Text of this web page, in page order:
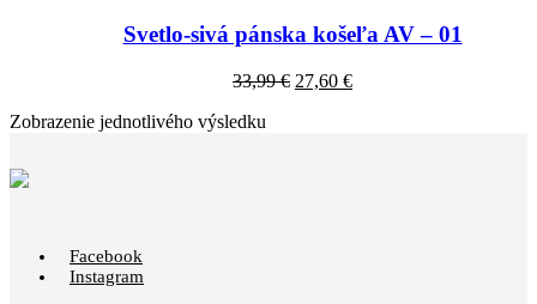
Svetlo-sivá pánska košeľa AV – 01
33,99€ 27,60 €
Zobrazenie jednotlivého výsledku
Facebook
Instagram